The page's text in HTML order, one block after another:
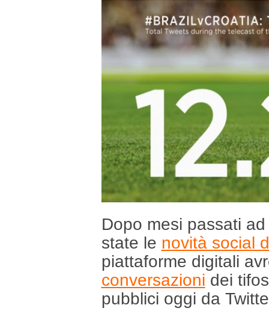
Dopo mesi passati
state le novità social
piattaforme digitali
conversazioni dei
pubblici oggi da